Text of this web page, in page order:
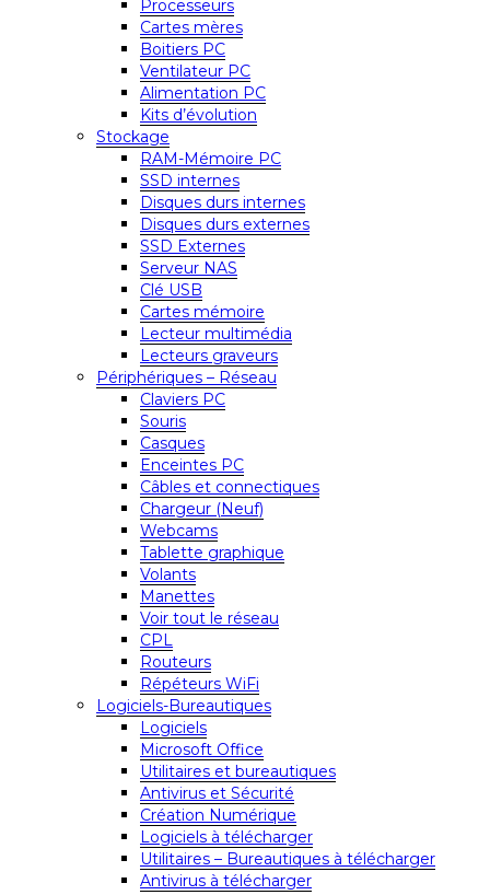
Processeurs
Cartes mères
Boitiers PC
Ventilateur PC
Alimentation PC
Kits d’évolution
Stockage
RAM-Mémoire PC
SSD internes
Disques durs internes
Disques durs externes
SSD Externes
Serveur NAS
Clé USB
Cartes mémoire
Lecteur multimédia
Lecteurs graveurs
Périphériques – Réseau
Claviers PC
Souris
Casques
Enceintes PC
Câbles et connectiques
Chargeur (Neuf)
Webcams
Tablette graphique
Volants
Manettes
Voir tout le réseau
CPL
Routeurs
Répéteurs WiFi
Logiciels-Bureautiques
Logiciels
Microsoft Office
Utilitaires et bureautiques
Antivirus et Sécurité
Création Numérique
Logiciels à télécharger
Utilitaires – Bureautiques à télécharger
Antivirus à télécharger